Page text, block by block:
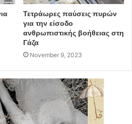
για χάριν του real
βιομηχανίας δεν χωράνε
καλλιτεχνών », σχολιάζει
στις γειτονιές της
Θέατρο εμπρός
Τετράωρες παύσεις πυρών
για την είσοδο
ανθρωπιστικής βοήθειας στη
Γάζα
November 9, 2023